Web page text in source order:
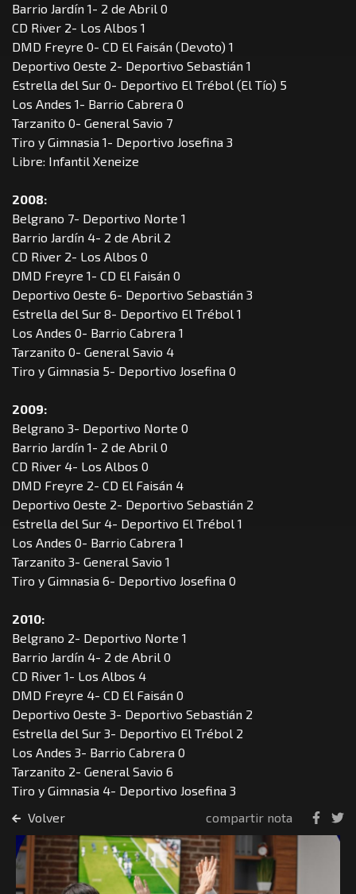
Barrio Jardín 1- 2 de Abril 0
CD River 2- Los Albos 1
DMD Freyre 0- CD El Faisán (Devoto) 1
Deportivo Oeste 2- Deportivo Sebastián 1
Estrella del Sur 0- Deportivo El Trébol (El Tío) 5
Los Andes 1- Barrio Cabrera 0
Tarzanito 0- General Savio 7
Tiro y Gimnasia 1- Deportivo Josefina 3
Libre: Infantil Xeneize
2008:
Belgrano 7- Deportivo Norte 1
Barrio Jardín 4- 2 de Abril 2
CD River 2- Los Albos 0
DMD Freyre 1- CD El Faisán 0
Deportivo Oeste 6- Deportivo Sebastián 3
Estrella del Sur 8- Deportivo El Trébol 1
Los Andes 0- Barrio Cabrera 1
Tarzanito 0- General Savio 4
Tiro y Gimnasia 5- Deportivo Josefina 0
2009:
Belgrano 3- Deportivo Norte 0
Barrio Jardín 1- 2 de Abril 0
CD River 4- Los Albos 0
DMD Freyre 2- CD El Faisán 4
Deportivo Oeste 2- Deportivo Sebastián 2
Estrella del Sur 4- Deportivo El Trébol 1
Los Andes 0- Barrio Cabrera 1
Tarzanito 3- General Savio 1
Tiro y Gimnasia 6- Deportivo Josefina 0
2010:
Belgrano 2- Deportivo Norte 1
Barrio Jardín 4- 2 de Abril 0
CD River 1- Los Albos 4
DMD Freyre 4- CD El Faisán 0
Deportivo Oeste 3- Deportivo Sebastián 2
Estrella del Sur 3- Deportivo El Trébol 2
Los Andes 3- Barrio Cabrera 0
Tarzanito 2- General Savio 6
Tiro y Gimnasia 4- Deportivo Josefina 3
Volver
compartir nota